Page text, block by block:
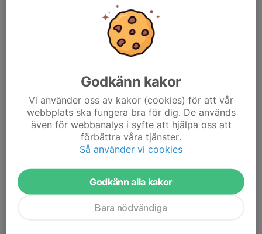
Godkänn kakor
Vi använder oss av kakor (cookies) för att vår
webbplats ska fungera bra för dig. De används
även för webbanalys i syfte att hjälpa oss att
förbättra våra tjänster.
Så använder vi cookies
Godkänn alla kakor
Bara nödvändiga